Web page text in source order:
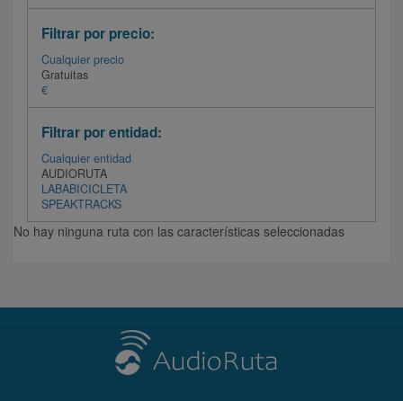
Filtrar por precio:
Cualquier precio
Gratuitas
€
Filtrar por entidad:
Cualquier entidad
AUDIORUTA
LABABICICLETA
SPEAKTRACKS
No hay ninguna ruta con las características seleccionadas